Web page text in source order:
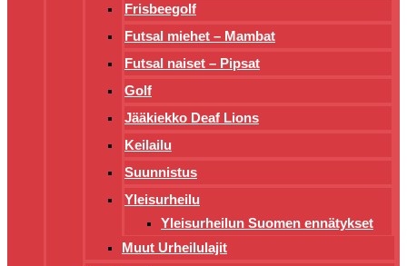
Frisbeegolf
Futsal miehet – Mambat
Futsal naiset – Pipsat
Golf
Jääkiekko Deaf Lions
Keilailu
Suunnistus
Yleisurheilu
Yleisurheilun Suomen ennätykset
Muut Urheilulajit